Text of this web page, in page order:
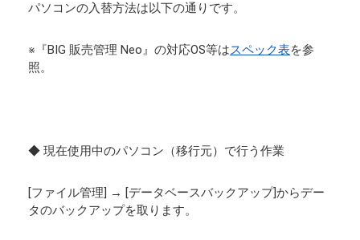
パソコンの入替方法は以下の通りです。
※『BIG 販売管理 Neo』の対応OS等はスペック表を参
照。
◆ 現在使用中のパソコン（移行元）で行う作業
[ファイル管理] → [データベースバックアップ]からデー
タのバックアップを取ります。